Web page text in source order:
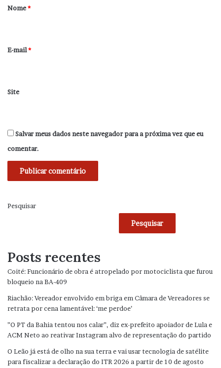
r
*
Nome*
E-mail*
Site
Salvar meus dados neste navegador para a próxima vez que eu
comentar.
Pesquisar
Pesquisar
Posts recentes
Coité: Funcionário de obra é atropelado por motociclista que furou
bloqueio na BA-409
Riachão: Vereador envolvido em briga em Câmara de Vereadores se
retrata por cena lamentável: ‘me perdoe’
”O PT da Bahia tentou nos calar”, diz ex-prefeito apoiador de Lula e
ACM Neto ao reativar Instagram alvo de representação do partido
O Leão já está de olho na sua terra e vai usar tecnologia de satélite
para fiscalizar a declaração do ITR 2026 a partir de 10 de agosto